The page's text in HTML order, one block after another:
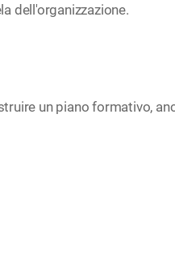
dell'organizzazione.
un piano formativo,